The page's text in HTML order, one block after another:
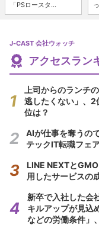
「PSロースタ...
J-CAST 会社ウォッチ
アクセスラン
上司からのラン
逃したくない」、2
位は？
AIが仕事を奪うの
テックIT転職フェ
LINE NEXTと
用したサービスの
新卒で入社した
キルアップが見込
などの労働条件」